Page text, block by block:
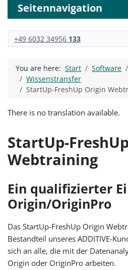
Seitennavigation
+49 6032 34956 133
You are here:Start Software
Wissenstransfer
StartUp-FreshUp Origin
There is no translation available.
StartUp-
Webtraining
Ein qualifizierter
Origin/OriginPro
Das StartUp-FreshUp Origin
Bestandteil unseres ADDITIVE-
sich an alle, die mit der
Origin oder OriginPro arbeiten.